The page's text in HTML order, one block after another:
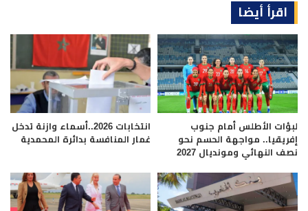
اقرأ أيضا
لبؤات الأطلس أمام جنوب
إفريقيا.. مواجهة الحسم نحو
نصف النهائي ومونديال 2027
انتخابات 2026..أسماء وازنة تدخل
غمار المنافسة بدائرة المحمدية